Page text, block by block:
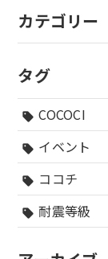
カテゴリー
タグ
sell COCOCI
sell イベント
sell ココチ
sell 耐震等級